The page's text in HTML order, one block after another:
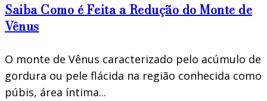
Saiba Como é Feita a Redução do Monte de
Vênus
O monte de Vênus caracterizado pelo acúmulo de
gordura ou pele flácida na região conhecida como
púbis, área íntima...